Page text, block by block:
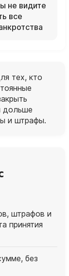
не видите
все
тех, кто
дольше
и штрафы.
штрафов и
принятия
без